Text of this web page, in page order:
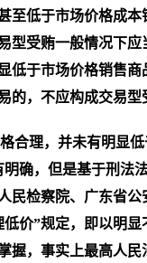
至低于市场价格成
型受贿一般情况下
低于市场价格销售
的，不应构成交易型
合理，并未有明显
确，但是基于刑法
民检察院、广东省
价”规定，即以明
握，事实上最高人